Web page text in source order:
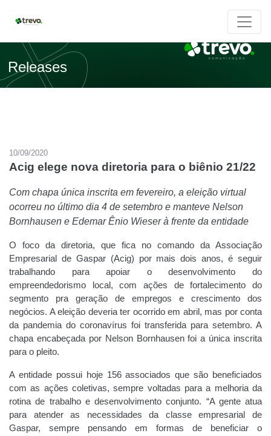
Releases
10/09/2020
Acig elege nova diretoria para o biênio 21/22
Com chapa única inscrita em fevereiro, a eleição virtual
ocorreu no último dia 4 de setembro e manteve Nelson
Bornhausen e Edemar Ênio Wieser à frente da entidade
O foco da diretoria, que fica no comando da Associação
Empresarial de Gaspar (Acig) por mais dois anos, é seguir
trabalhando para apoiar o desenvolvimento do
empreendedorismo local, com ações de fortalecimento do
segmento pra geração de empregos e crescimento dos
negócios. A eleição deveria ter ocorrido em abril, mas por conta
da pandemia do coronavírus foi transferida para setembro. A
chapa encabeçada por Nelson Bornhausen foi a única inscrita
para o pleito.
A entidade possui hoje 156 associados que são beneficiados
com as ações coletivas, sempre voltadas para a melhoria da
rotina de trabalho e desenvolvimento conjunto. “A gente atua
para atender as necessidades da classe empresarial de
Gaspar, sempre pensando em formas de beneficiar o